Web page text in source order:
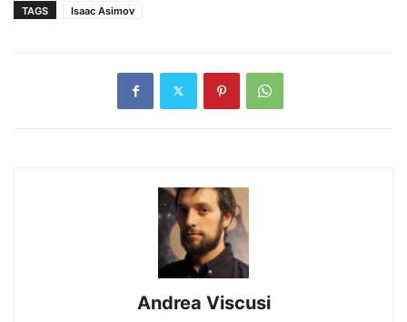
TAGS Isaac Asimov
Andrea Viscusi